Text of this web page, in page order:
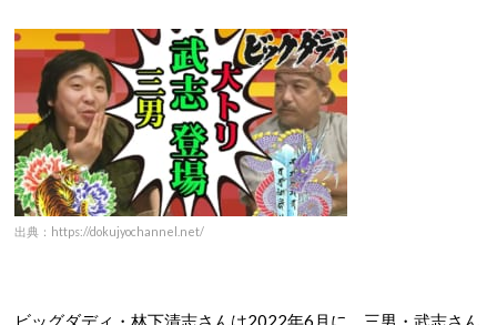
出典：https://dokujyochannel.net/
ビッグダディ・林下清志さんは2022年6月に、三男・武志さん